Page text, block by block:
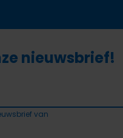
nieuwsbrief!
van